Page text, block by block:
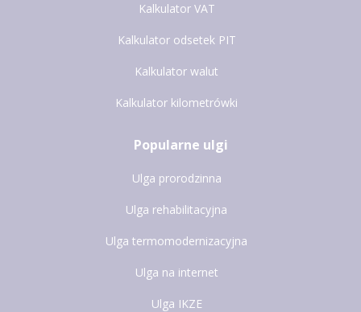
Kalkulator VAT
Kalkulator odsetek PIT
Kalkulator walut
Kalkulator kilometrówki
Popularne ulgi
Ulga prorodzinna
Ulga rehabilitacyjna
Ulga termomodernizacyjna
Ulga na internet
Ulga IKZE